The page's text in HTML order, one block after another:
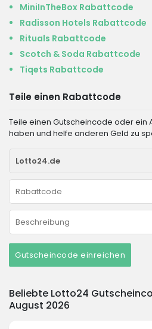
MiniInTheBox Rabattcode
Radisson Hotels Rabattcode
Rituals Rabattcode
Scotch & Soda Rabattcode
Tiqets Rabattcode
Teile einen Rabattcode
Teile einen Gutscheincode oder ein
haben und helfe anderen Geld zu
Gutscheincode einreichen
Beliebte Lotto24
August 2026